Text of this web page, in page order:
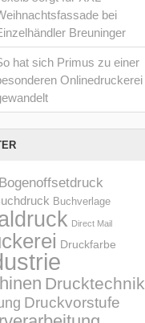
bei
Breuninger
hat sich Primus zu einer
Onlinedruckerei
Bogenoffsetdruck
Buchverlage
Direct Mail
Druckfarbe
Drucktechnik
Druckvorstufe